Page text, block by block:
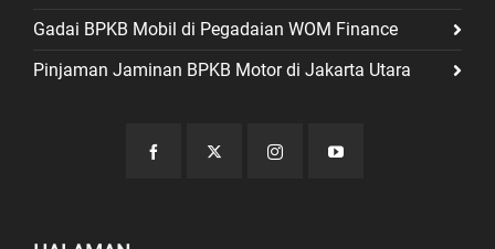
Gadai BPKB Mobil di Pegadaian WOM Finance
Pinjaman Jaminan BPKB Motor di Jakarta Utara